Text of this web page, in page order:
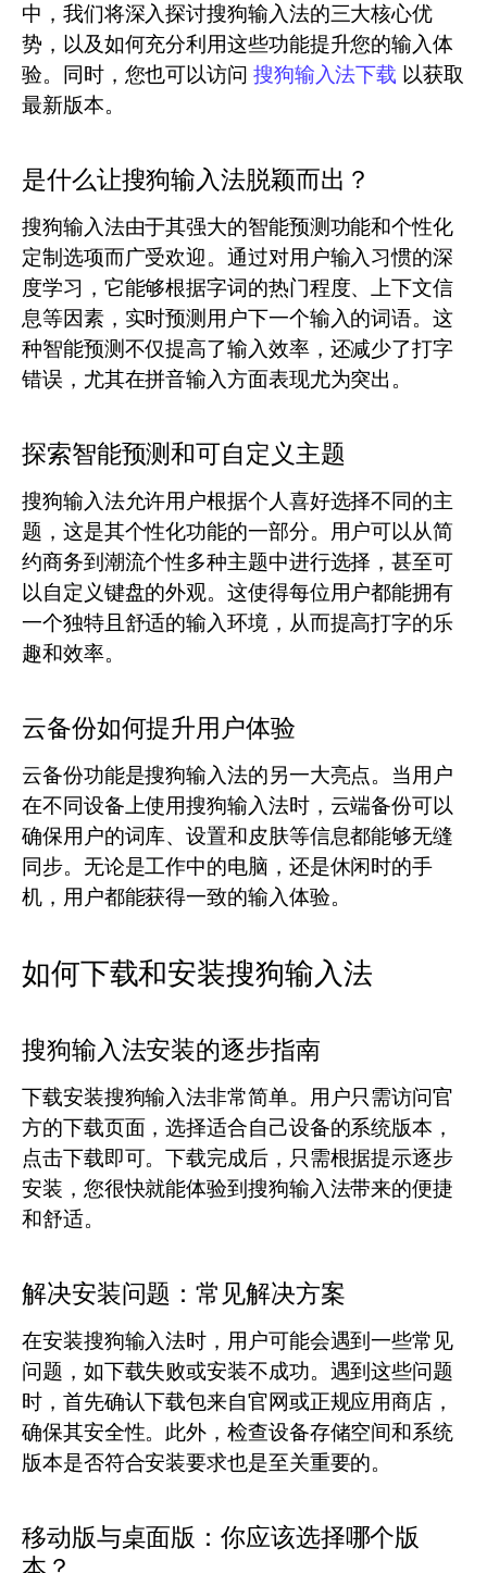
中，我们将深入探讨搜狗输入法的三大核心优
势，以及如何充分利用这些功能提升您的输入体
验。同时，您也可以访问 搜狗输入法下载 以获取
最新版本。
是什么让搜狗输入法脱颖而出？
搜狗输入法由于其强大的智能预测功能和个性化
定制选项而广受欢迎。通过对用户输入习惯的深
度学习，它能够根据字词的热门程度、上下文信
息等因素，实时预测用户下一个输入的词语。这
种智能预测不仅提高了输入效率，还减少了打字
错误，尤其在拼音输入方面表现尤为突出。
探索智能预测和可自定义主题
搜狗输入法允许用户根据个人喜好选择不同的主
题，这是其个性化功能的一部分。用户可以从简
约商务到潮流个性多种主题中进行选择，甚至可
以自定义键盘的外观。这使得每位用户都能拥有
一个独特且舒适的输入环境，从而提高打字的乐
趣和效率。
云备份如何提升用户体验
云备份功能是搜狗输入法的另一大亮点。当用户
在不同设备上使用搜狗输入法时，云端备份可以
确保用户的词库、设置和皮肤等信息都能够无缝
同步。无论是工作中的电脑，还是休闲时的手
机，用户都能获得一致的输入体验。
如何下载和安装搜狗输入法
搜狗输入法安装的逐步指南
下载安装搜狗输入法非常简单。用户只需访问官
方的下载页面，选择适合自己设备的系统版本，
点击下载即可。下载完成后，只需根据提示逐步
安装，您很快就能体验到搜狗输入法带来的便捷
和舒适。
解决安装问题：常见解决方案
在安装搜狗输入法时，用户可能会遇到一些常见
问题，如下载失败或安装不成功。遇到这些问题
时，首先确认下载包来自官网或正规应用商店，
确保其安全性。此外，检查设备存储空间和系统
版本是否符合安装要求也是至关重要的。
移动版与桌面版：你应该选择哪个版